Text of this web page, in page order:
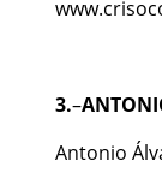
3.–
Antonio